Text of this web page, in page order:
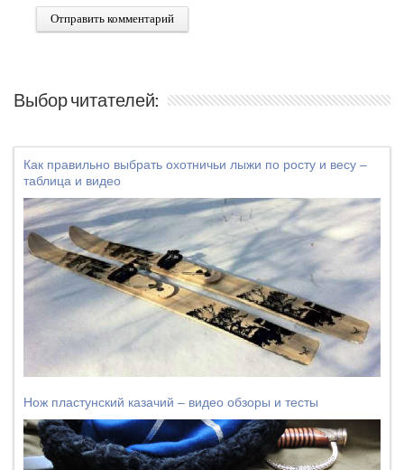
Выбор читателей:
Как правильно выбрать охотничьи лыжи по росту и весу –
таблица и видео
Нож пластунский казачий – видео обзоры и тесты